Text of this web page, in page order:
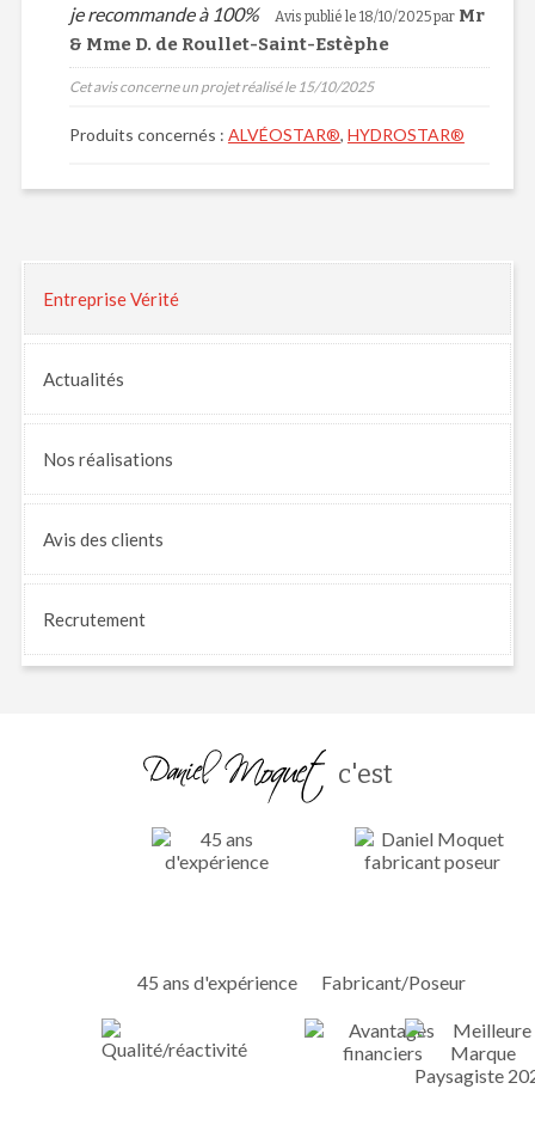
je recommande à 100%
Avis publié le 18/10/2025 par Mr
& Mme D. de Roullet-Saint-Estèphe
Cet avis concerne un projet réalisé le 15/10/2025
Produits concernés : ALVÉOSTAR®, HYDROSTAR®
Entreprise Vérité
Actualités
Nos réalisations
Avis des clients
Recrutement
c'est
45 ans d'expérience Fabricant/Poseur